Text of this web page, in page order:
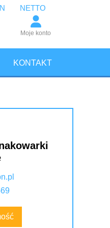
Moje konto
NETTO
KONTAKT